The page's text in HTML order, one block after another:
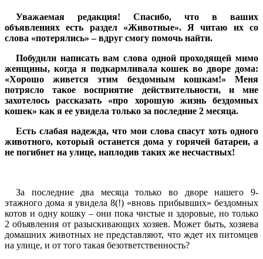
Уважаемая редакция! Спасибо, что в ваших
объявлениях есть раздел «Животные». Я читаю их со
слова «потерялись» – вдруг смогу помочь найти.
Побудили написать вам слова одной проходящей мимо
женщины, когда я подкармливала кошек во дворе дома:
«Хорошо живется этим бездомным кошкам!» Меня
потрясло такое восприятие действительности, и мне
захотелось рассказать «про хорошую жизнь бездомных
кошек» как я ее увидела только за последние 2 месяца.
Есть слабая надежда, что мои слова спасут хоть одного
животного, который останется дома у горячей батареи, а
не погибнет на улице, наплодив таких же несчастных!
За последние два месяца только во дворе нашего 9-
этажного дома я увидела 8(!) «вновь прибывших» бездомных
котов и одну кошку – они пока чистые и здоровые, но только
2 объявления от разыскивающих хозяев. Может быть, хозяева
домашних животных не представляют, что ждет их питомцев
на улице, и от того такая безответственность?